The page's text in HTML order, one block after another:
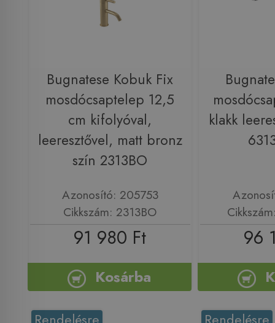
Bugnatese Kobuk Fix
mosdócsaptelep 12,5
cm kifolyóval,
leeresztővel, matt bronz
szín 2313BO
Azonosító: 205753
Cikkszám: 2313BO
91 980 Ft
Kosárba
klakk
96